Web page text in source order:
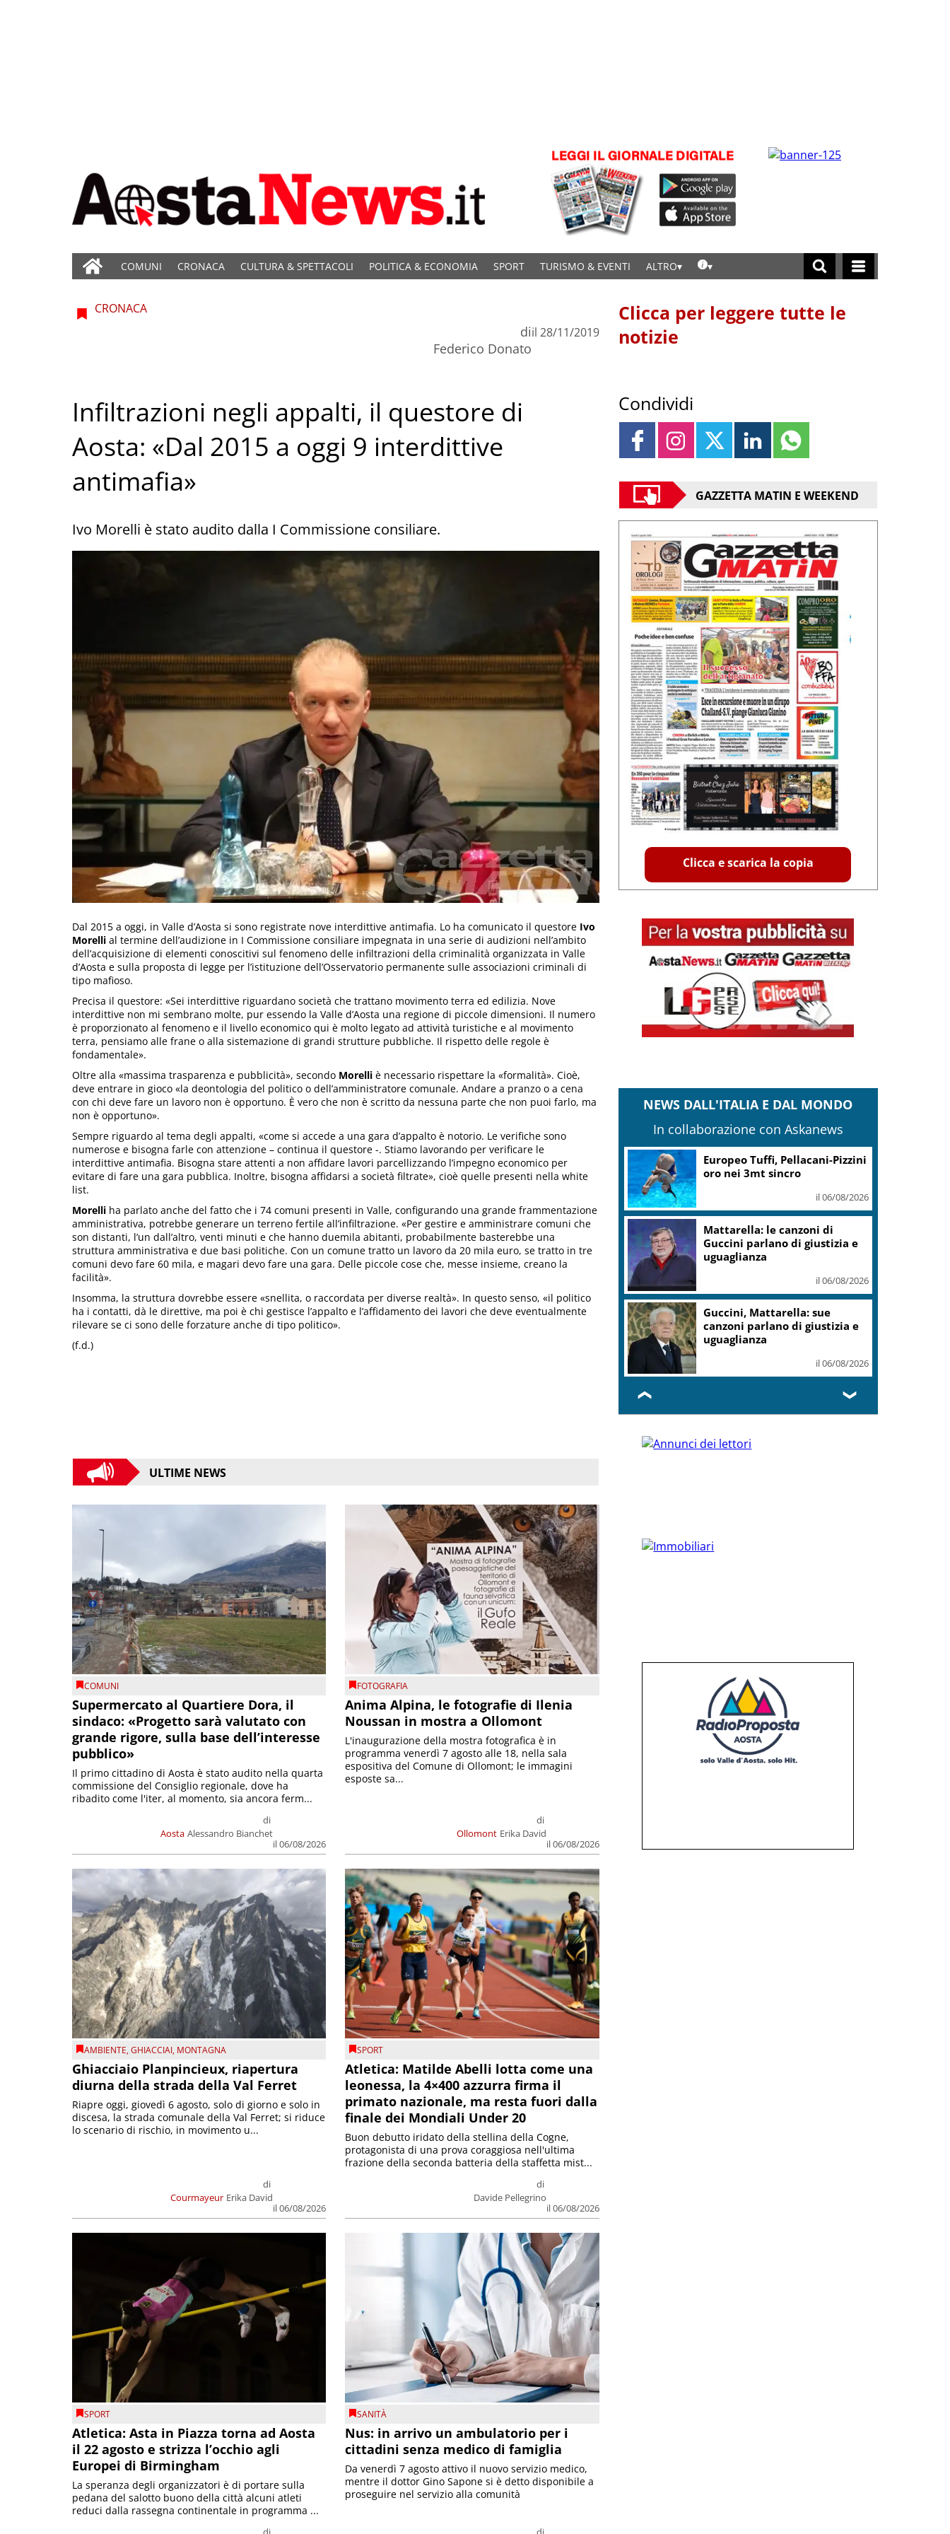
COMUNI CRONACA CULTURA & SPETTACOLI POLITICA & ECONOMIA SPORT TURISMO & EVENTI ALTRO
CRONACA
di
Federico Donato
il 28/11/2019
Infiltrazioni negli appalti, il questore di
Aosta: «Dal 2015 a oggi 9 interdittive
antimafia»
Ivo Morelli è stato audito dalla I Commissione consiliare.
Dal 2015 a oggi, in Valle d’Aosta si sono registrate nove interdittive antimafia. Lo ha comunicato il questore Ivo
Morelli al termine dell’audizione in I Commissione consiliare impegnata in una serie di audizioni nell’ambito
dell’acquisizione di elementi conoscitivi sul fenomeno delle infiltrazioni della criminalità organizzata in Valle
d’Aosta e sulla proposta di legge per l’istituzione dell’Osservatorio permanente sulle associazioni criminali di
tipo mafioso.
Precisa il questore: «Sei interdittive riguardano società che trattano movimento terra ed edilizia. Nove
interdittive non mi sembrano molte, pur essendo la Valle d’Aosta una regione di piccole dimensioni. Il numero
è proporzionato al fenomeno e il livello economico qui è molto legato ad attività turistiche e al movimento
terra, pensiamo alle frane o alla sistemazione di grandi strutture pubbliche. Il rispetto delle regole è
fondamentale».
Oltre alla «massima trasparenza e pubblicità», secondo Morelli è necessario rispettare la «formalità». Cioè,
deve entrare in gioco «la deontologia del politico o dell’amministratore comunale. Andare a pranzo o a cena
con chi deve fare un lavoro non è opportuno. È vero che non è scritto da nessuna parte che non puoi farlo, ma
non è opportuno».
Sempre riguardo al tema degli appalti, «come si accede a una gara d’appalto è notorio. Le verifiche sono
numerose e bisogna farle con attenzione – continua il questore -. Stiamo lavorando per verificare le
interdittive antimafia. Bisogna stare attenti a non affidare lavori parcellizzando l’impegno economico per
evitare di fare una gara pubblica. Inoltre, bisogna affidarsi a società filtrate», cioè quelle presenti nella white
list.
Morelli ha parlato anche del fatto che i 74 comuni presenti in Valle, configurando una grande frammentazione
amministrativa, potrebbe generare un terreno fertile all’infiltrazione. «Per gestire e amministrare comuni che
son distanti, l’un dall’altro, venti minuti e che hanno duemila abitanti, probabilmente basterebbe una
struttura amministrativa e due basi politiche. Con un comune tratto un lavoro da 20 mila euro, se tratto in tre
comuni devo fare 60 mila, e magari devo fare una gara. Delle piccole cose che, messe insieme, creano la
facilità».
Insomma, la struttura dovrebbe essere «snellita, o raccordata per diverse realtà». In questo senso, «il politico
ha i contatti, dà le direttive, ma poi è chi gestisce l’appalto e l’affidamento dei lavori che deve eventualmente
rilevare se ci sono delle forzature anche di tipo politico».
(f.d.)
ULTIME NEWS
COMUNI
Supermercato al Quartiere Dora, il
sindaco: «Progetto sarà valutato con
grande rigore, sulla base dell’interesse
pubblico»
Aosta
di
Alessandro Bianchet
il 06/08/2026
Il primo cittadino di Aosta è stato audito nella quarta
commissione del Consiglio regionale, dove ha
ribadito come l'iter, al momento, sia ancora ferm...
FOTOGRAFIA
Anima Alpina, le fotografie di Ilenia
Noussan in mostra a Ollomont
Ollomont
di
Erika David
il 06/08/2026
L'inaugurazione della mostra fotografica è in
programma venerdì 7 agosto alle 18, nella sala
espositiva del Comune di Ollomont; le immagini
esposte sa...
AMBIENTE,GHIACCIAI, MONTAGNA
Ghiacciaio Planpincieux, riapertura
diurna della strada della Val Ferret
Courmayeur
di
Erika David
il 06/08/2026
Riapre oggi, giovedì 6 agosto, solo di giorno e solo in
discesa, la strada comunale della Val Ferret; si riduce
lo scenario di rischio, in movimento u...
SPORT
Atletica: Matilde Abelli lotta come una
leonessa, la 4×400 azzurra firma il
primato nazionale, ma resta fuori dalla
finale dei Mondiali Under 20
di
Davide Pellegrino
il 06/08/2026
Buon debutto iridato della stellina della Cogne,
protagonista di una prova coraggiosa nell'ultima
frazione della seconda batteria della staffetta mist...
SPORT
Atletica: Asta in Piazza torna ad Aosta
il 22 agosto e strizza l’occhio agli
Europei di Birmingham
La speranza degli organizzatori è di portare sulla
pedana del salotto buono della città alcuni atleti
reduci dalla rassegna continentale in programma ...
SANITÀ
Nus: in arrivo un ambulatorio per i
cittadini senza medico di famiglia
Da venerdì 7 agosto attivo il nuovo servizio medico,
mentre il dottor Gino Sapone si è detto disponibile a
proseguire nel servizio alla comunità
Clicca per leggere tutte le
notizie
Condividi
GAZZETTA MATIN E WEEKEND
Clicca e scarica la copia
NEWS DALL'ITALIA E DAL MONDO
In collaborazione con Askanews
Europeo Tuffi, Pellacani-Pizzini
oro nei 3mt sincro
il 06/08/2026
Mattarella: le canzoni di
Guccini parlano di giustizia e
uguaglianza
il 06/08/2026
Guccini, Mattarella: sue
canzoni parlano di giustizia e
uguaglianza
il 06/08/2026
❮ ❯